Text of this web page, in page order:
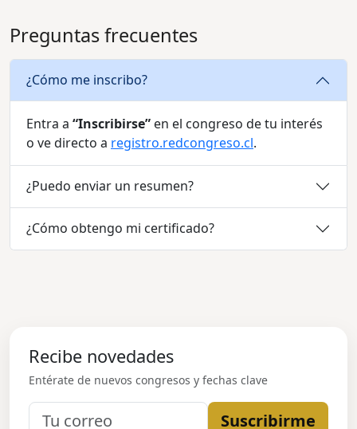
Preguntas frecuentes
¿Cómo me inscribo?
Entra a “Inscribirse” en el congreso de tu interés
o ve directo a registro.redcongreso.cl.
¿Puedo enviar un resumen?
¿Cómo obtengo mi certificado?
Recibe novedades
Entérate de nuevos congresos y fechas clave
Suscribirme